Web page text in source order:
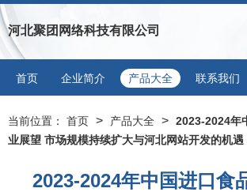
河北聚团网络科技有限公司
首页 企业简介 产品大全 联系我们
当前位置： 首页 > 产品大全 > 2023-2024年
业展望 市场规模持续扩大与河北网站开发的机遇
2023-2024年中国进口食